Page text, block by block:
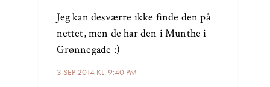
3 SEP 2014 KL. 9:40 PM
Jeg kan desværre ikke finde den på
nettet, men de har den i Munthe i
Grønnegade :)